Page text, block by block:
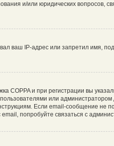
и/или юридических вопросов,
ваш IP-адрес или запретил имя,
COPPA и при регистрации вы
или администратором
Если email-сообщение не
попробуйте связаться с